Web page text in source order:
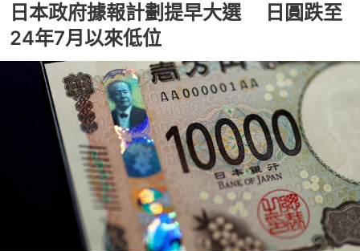
日本政府據報計劃提早大選 日圓跌至
24年7月以來低位